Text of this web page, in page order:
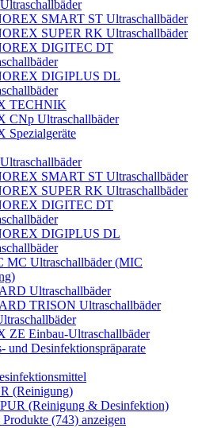
SMART ST Ultraschallbäder
SUPER RK Ultraschallbäder
DIGITEC DT
DIGIPLUS DL
TECHNIK
CNp Ultraschallbäder
Spezialgeräte
SMART ST Ultraschallbäder
SUPER RK Ultraschallbäder
DIGITEC DT
DIGIPLUS DL
MC Ultraschallbäder (MIC
Ultraschallbäder
TRISON Ultraschallbäder
ZE Einbau-Ultraschallbäder
und Desinfektionspräparate
(Reinigung)
(Reinigung & Desinfektion)
(743) anzeigen